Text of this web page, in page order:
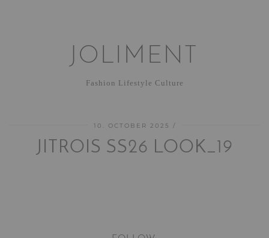
JOLIMENT
Fashion Lifestyle Culture
10. OCTOBER 2025
JITROIS SS26 LOOK_19